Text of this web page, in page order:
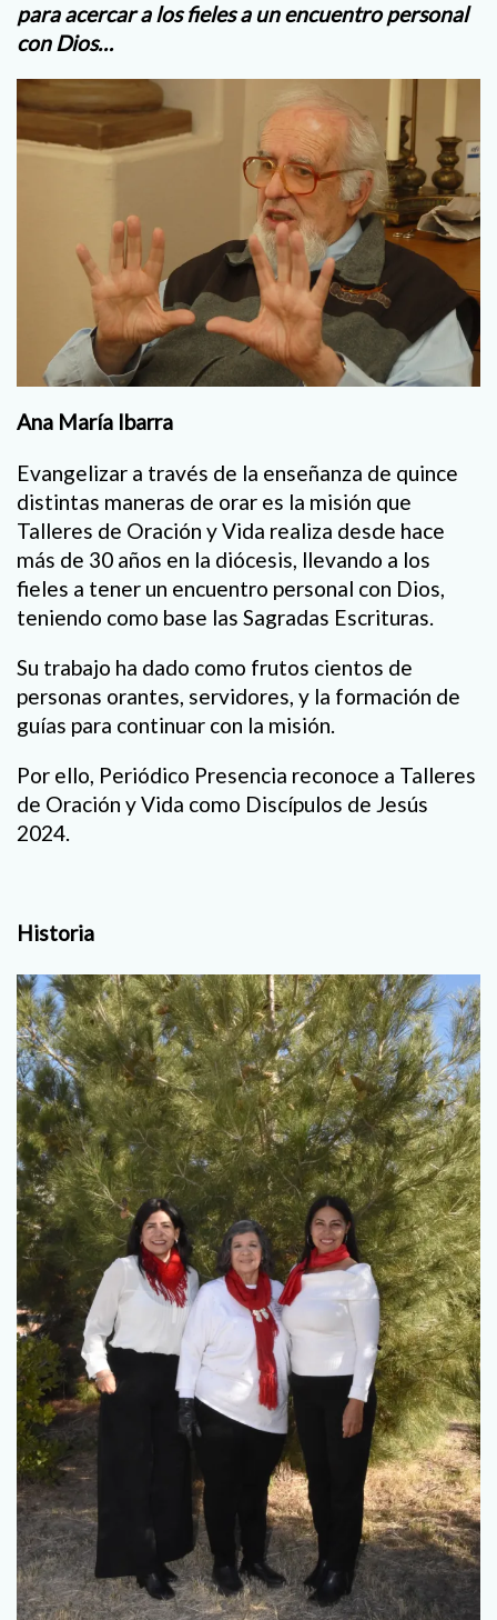
para acercar a los fieles a un encuentro personal
con Dios…
Ana María Ibarra
Evangelizar a través de la enseñanza de quince
distintas maneras de orar es la misión que
Talleres de Oración y Vida realiza desde hace
más de 30 años en la diócesis, llevando a los
fieles a tener un encuentro personal con Dios,
teniendo como base las Sagradas Escrituras.
Su trabajo ha dado como frutos cientos de
personas orantes, servidores, y la formación de
guías para continuar con la misión.
Por ello, Periódico Presencia reconoce a Talleres
de Oración y Vida como Discípulos de Jesús
2024.
Historia